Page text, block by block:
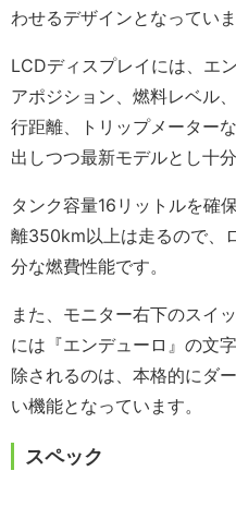
わせるデザインとなっていま
LCDディスプレイには、エ
アポジション、燃料レベル
行距離、トリップメーター
出しつつ最新モデルとし十
タンク容量16リットルを確
離350km以上は走るので、
分な燃費性能です。
また、モニター右下のスイ
には『エンデューロ』の文
除されるのは、本格的にダ
い機能となっています。
スペック